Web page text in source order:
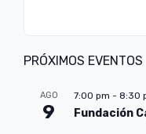
PRÓXIMOS EVENTOS
AGO
9
7:00 pm - 8:30
Fundación